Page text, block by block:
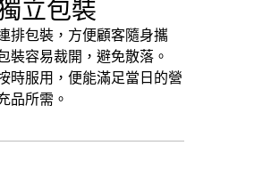
立包裝
排包裝，方便顧客隨身攜
裝容易裁開，避免散落。
時服用，便能滿足當日的營
品所需。